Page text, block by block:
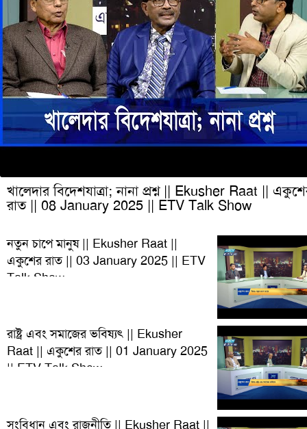
খালেদার বিদেশযাত্রা; নানা প্রশ্ন || Ekusher Raat ||
রাত || 08 January 2025 || ETV Talk Show
নতুন চাপে মানুষ || Ekusher Raat ||
একুশের রাত || 03 January 2025 || ETV
Talk Show
রাষ্ট্র এবং সমাজের ভবিষ্যৎ || Ekusher
Raat || একুশের রাত || 01 January 2025
|| ETV Talk Show
সংবিধান এবং রাজনীতি || Ekusher Raat ||